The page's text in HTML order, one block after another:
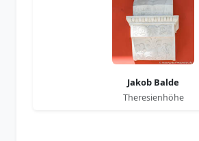
Jakob Balde
Theresienhöhe